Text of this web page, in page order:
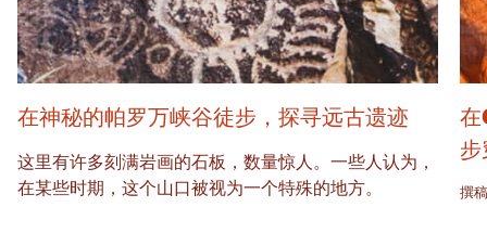
在神秘的帕罗万峡谷徒步，探寻远古遗迹
这里有许多刻满岩画的石板，数量惊人。一些人认为，
在某些时期，这个山口被视为一个特殊的地方。
撰